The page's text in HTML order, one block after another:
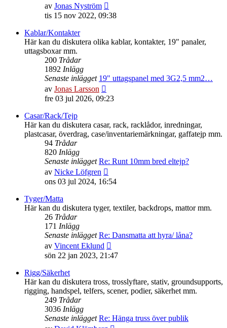
av Jonas Nyström
till
inlägget
tis 15 nov 2022, 09:38
Kablar/Kontakter
Här kan du diskutera olika kablar, kontakter, 19" panaler,
uttagsboxar mm.
200 Trådar
1892 Inlägg
Senaste inlägget 19" uttagspanel med 3G2,5 mm2…
av Jonas Larsson
till
inlägget
fre 03 jul 2026, 09:23
Casar/Rack/Tejp
Här kan du diskutera casar, rack, racklådor, inredningar,
plastcasar, överdrag, case/inventariemärkningar, gaffatejp mm.
94 Trådar
820 Inlägg
Senaste inlägget Re: Runt 10mm bred eltejp?
av Nicke Löfgren
till
inlägget
ons 03 jul 2024, 16:54
Tyger/Matta
Här kan du diskutera tyger, textiler, backdrops, mattor mm.
26 Trådar
171 Inlägg
Senaste inlägget Re: Dansmatta att hyra/ låna?
av Vincent Eklund
till
inlägget
sön 22 jan 2023, 21:47
Rigg/Säkerhet
Här kan du diskutera tross, trosslyftare, stativ, groundsupports,
rigging, handspel, telfers, scener, podier, säkerhet mm.
249 Trådar
3036 Inlägg
Senaste inlägget Re: Hänga truss över publik